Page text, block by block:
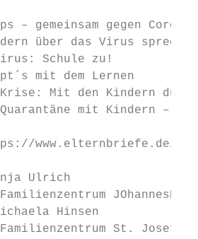
– gemeinsam gegen Corona
über das Virus
Schule zu!
mit dem Lernen
Mit den Kindern
mit Kindern – so
www.elternbriefe.de/
Ulrich
Hinsen
St. Josef)